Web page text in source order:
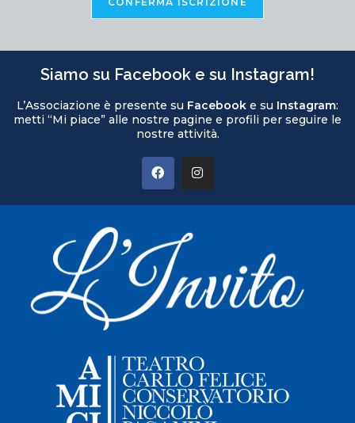
Siamo su Facebook e su Instagram!
L’Associazione è presente su Facebook e su Instagram:
metti “Mi piace” alle nostre pagine e profili per seguire le
nostre attività.